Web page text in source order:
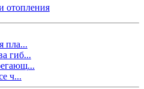
отопления
пла...
гиб...
ч...